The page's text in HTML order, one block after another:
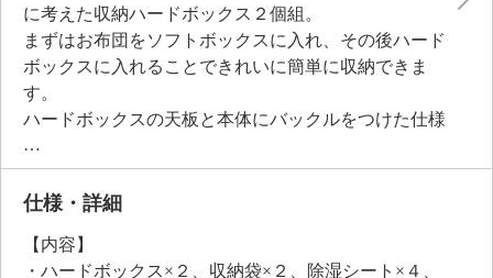
に考えた収納ハードボックス２個組。
まずはお布団をソフトボックスに入れ、その後ハード
ボックスに入れることできれいに簡単に収納できま
す。
ハードボックスの天板と本体にバックルをつけた仕様
のため、天板に体重をかけて上から押すだけで簡単に
バックルを留めることができ、ファスナーを閉める作
業も楽々。
ている点もポイント。
仕様・詳細
【内容】
・ハードボックス×２、収納袋×２、除湿シート×４、